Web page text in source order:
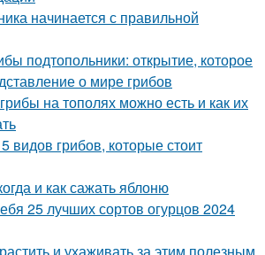
начинается с правильной
подтопольники: открытие, которое
о мире грибов
на тополях можно есть и как их
видов грибов, которые стоит
и как сажать яблоню
25 лучших сортов огурцов 2024